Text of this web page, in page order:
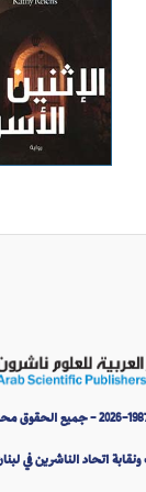
اتحاد الناشرين في